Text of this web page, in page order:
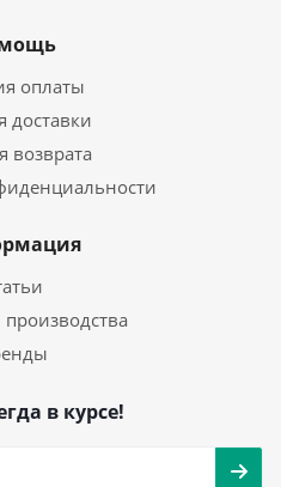
оплаты
доставки
возврата
в курсе!